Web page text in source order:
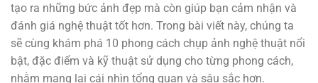
tạo ra những bức ảnh đẹp mà còn giúp bạn cảm nhận và
đánh giá nghệ thuật tốt hơn. Trong bài viết này, chúng ta
sẽ cùng khám phá 10 phong cách chụp ảnh nghệ thuật nổi
bật, đặc điểm và kỹ thuật sử dụng cho từng phong cách,
nhằm mang lại cái nhìn tổng quan và sâu sắc hơn.